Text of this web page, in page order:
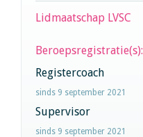
Lidmaatschap LVSC
Beroepsregistratie(s):
Registercoach
sinds 9 september 2021
Supervisor
sinds 9 september 2021